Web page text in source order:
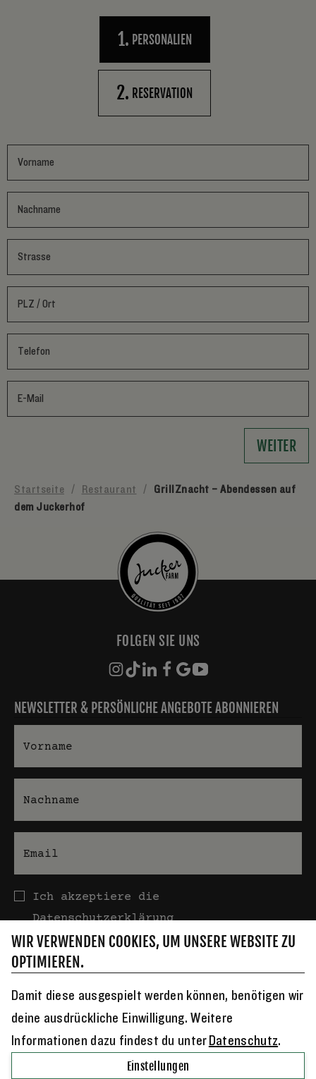
1 PERSONALIEN
2 RESERVATION
Vorname
Nachname
Strasse
PLZ / Ort
Telefon
E-Mail
Startseite / Restaurant /
GrillZnacht – Abendessen auf
dem Juckerhof
FOLGEN SIE UNS
NEWSLETTER & PERSÖNLICHE ANGEBOTE ABONNIEREN
Datenschutz
Ich akzeptiere die
Datenschutzerklärung
Jucker Farm AG ⋅ Dorfstrasse 23 ⋅ CH-8607 Seegräben ⋅+41
44 934 34 84⋅info@juckerfarm.ch
WIR VERWENDEN COOKIES, UM UNSERE WEBSITE ZU
OPTIMIEREN.
Damit diese ausgespielt werden können, benötigen wir
deine ausdrückliche Einwilligung. Weitere
Informationen dazu findest du unter Datenschutz.
Einstellungen